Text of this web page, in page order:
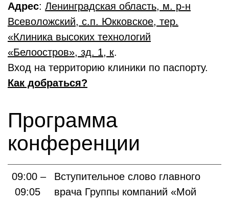
Адрес: Ленинградская область, м. р-н
Всеволожский, с.п. Юкковское, тер.
«Клиника высоких технологий
«Белоостров», зд. 1, к.
Вход на территорию клиники по паспорту.
Как добраться?
Программа
конференции
09:00 –
09:05
Вступительное слово главного
врача Группы компаний «Мой